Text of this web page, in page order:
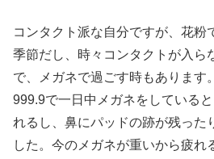
コンタクト派な自分ですが、花粉
季節だし、時々コンタクトが入ら
で、メガネで過ごす時もあります
999.9で一日中メガネをしている
れるし、鼻にパッドの跡が残った
した。今のメガネが重いから疲れ